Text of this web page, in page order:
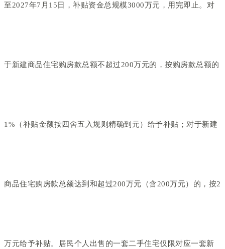
至2027年7月15日，补贴资金总规模3000万元，用完即止。对
于新建商品住宅购房款总额不超过200万元的，按购房款总额的
1%（补贴金额按四舍五入规则精确到元）给予补贴；对于新建
商品住宅购房款总额达到和超过200万元（含200万元）的，按2
万元给予补贴。居民个人出售的一套二手住宅仅限对应一套新